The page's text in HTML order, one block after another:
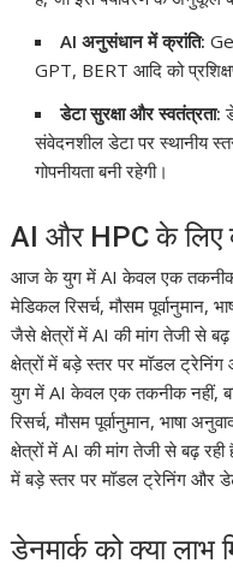
AI अनुसंधान में क्रांति:
GPT, BERT आदि को
डेटा सुरक्षा और स्वतंत्रता:
संवेदनशील डेटा पर स्थानीय
गोपनीयता बनी रहेगी।
AI और HPC के लिए
आज के युग में AI केवल एक तकनीक
मेडिकल रिसर्च, मौसम पूर्वानुमान,
जैसे क्षेत्रों में AI की मांग तेजी से
क्षेत्रों में बड़े स्तर पर मॉडल
युग में AI केवल एक तकनीक नहीं,
रिसर्च, मौसम पूर्वानुमान, भाषा
क्षेत्रों में AI की मांग तेजी से बढ़
में बड़े स्तर पर मॉडल ट्रेनि‍ंग और
डेनमार्क को क्या लाभ